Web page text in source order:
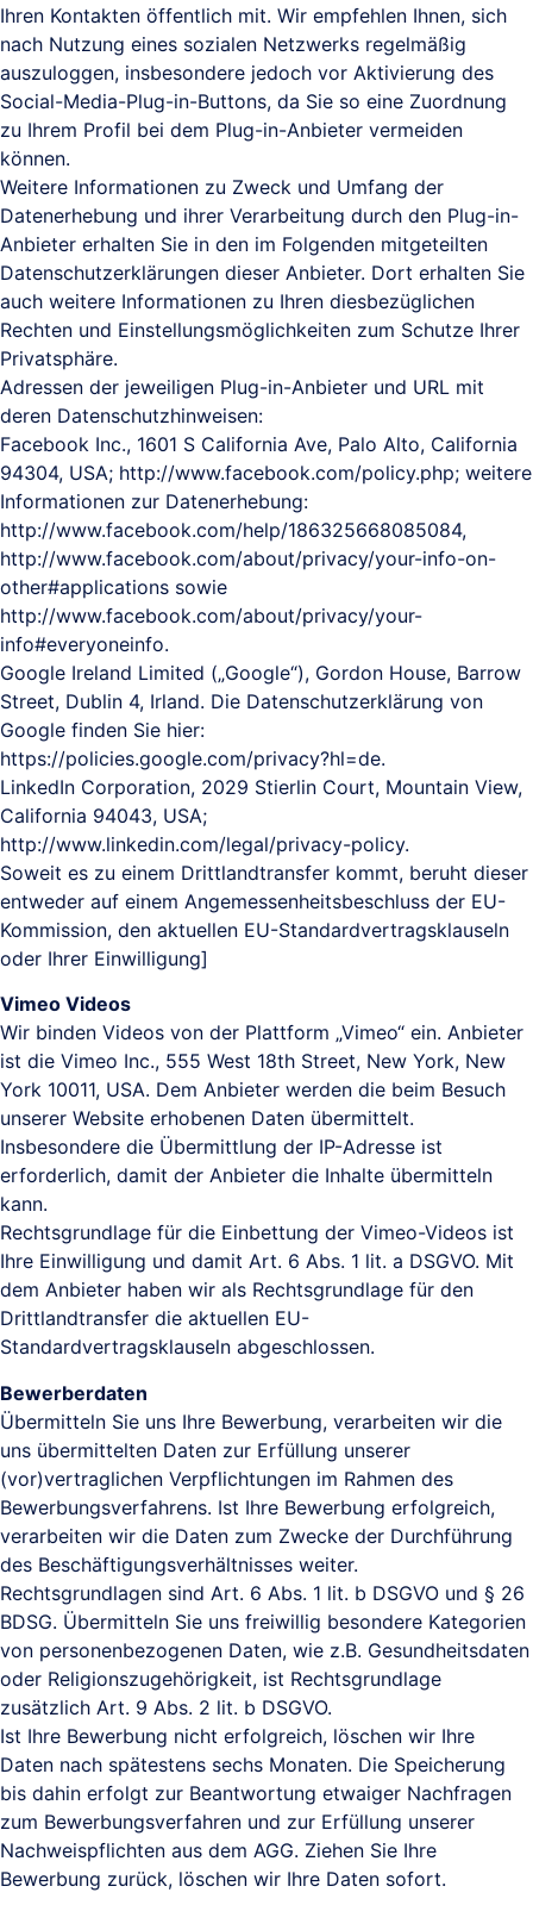
Ihren Kontakten öffentlich mit. Wir empfehlen Ihnen, sich
nach Nutzung eines sozialen Netzwerks regelmäßig
auszuloggen, insbesondere jedoch vor Aktivierung des
Social-Media-Plug-in-Buttons, da Sie so eine Zuordnung
zu Ihrem Profil bei dem Plug-in-Anbieter vermeiden
können.
Weitere Informationen zu Zweck und Umfang der
Datenerhebung und ihrer Verarbeitung durch den Plug-in-
Anbieter erhalten Sie in den im Folgenden mitgeteilten
Datenschutzerklärungen dieser Anbieter. Dort erhalten Sie
auch weitere Informationen zu Ihren diesbezüglichen
Rechten und Einstellungsmöglichkeiten zum Schutze Ihrer
Privatsphäre.
Adressen der jeweiligen Plug-in-Anbieter und URL mit
deren Datenschutzhinweisen:
Facebook Inc., 1601 S California Ave, Palo Alto, California
94304, USA; http://www.facebook.com/policy.php; weitere
Informationen zur Datenerhebung:
http://www.facebook.com/help/186325668085084,
http://www.facebook.com/about/privacy/your-info-on-
other#applications sowie
http://www.facebook.com/about/privacy/your-
info#everyoneinfo.
Google Ireland Limited („Google“), Gordon House, Barrow
Street, Dublin 4, Irland. Die Datenschutzerklärung von
Google finden Sie hier:
https://policies.google.com/privacy?hl=de.
LinkedIn Corporation, 2029 Stierlin Court, Mountain View,
California 94043, USA;
http://www.linkedin.com/legal/privacy-policy.
Soweit es zu einem Drittlandtransfer kommt, beruht dieser
entweder auf einem Angemessenheitsbeschluss der EU-
Kommission, den aktuellen EU-Standardvertragsklauseln
oder Ihrer Einwilligung]
Vimeo Videos
Wir binden Videos von der Plattform „Vimeo“ ein. Anbieter
ist die Vimeo Inc., 555 West 18th Street, New York, New
York 10011, USA. Dem Anbieter werden die beim Besuch
unserer Website erhobenen Daten übermittelt.
Insbesondere die Übermittlung der IP-Adresse ist
erforderlich, damit der Anbieter die Inhalte übermitteln
kann.
Rechtsgrundlage für die Einbettung der Vimeo-Videos ist
Ihre Einwilligung und damit Art. 6 Abs. 1 lit. a DSGVO. Mit
dem Anbieter haben wir als Rechtsgrundlage für den
Drittlandtransfer die aktuellen EU-
Standardvertragsklauseln abgeschlossen.
Bewerberdaten
Übermitteln Sie uns Ihre Bewerbung, verarbeiten wir die
uns übermittelten Daten zur Erfüllung unserer
(vor)vertraglichen Verpflichtungen im Rahmen des
Bewerbungsverfahrens. Ist Ihre Bewerbung erfolgreich,
verarbeiten wir die Daten zum Zwecke der Durchführung
des Beschäftigungsverhältnisses weiter.
Rechtsgrundlagen sind Art. 6 Abs. 1 lit. b DSGVO und § 26
BDSG. Übermitteln Sie uns freiwillig besondere Kategorien
von personenbezogenen Daten, wie z.B. Gesundheitsdaten
oder Religionszugehörigkeit, ist Rechtsgrundlage
zusätzlich Art. 9 Abs. 2 lit. b DSGVO.
Ist Ihre Bewerbung nicht erfolgreich, löschen wir Ihre
Daten nach spätestens sechs Monaten. Die Speicherung
bis dahin erfolgt zur Beantwortung etwaiger Nachfragen
zum Bewerbungsverfahren und zur Erfüllung unserer
Nachweispflichten aus dem AGG. Ziehen Sie Ihre
Bewerbung zurück, löschen wir Ihre Daten sofort.